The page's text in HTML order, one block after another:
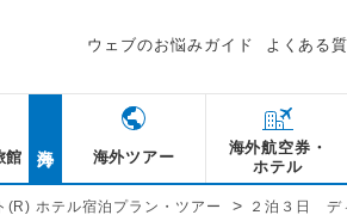
ウェブのお悩みガイド よくある
館 海外ツアー
海外航空券・
ホテル
(R) ホテル宿泊プラン・ツアー > ２泊３日